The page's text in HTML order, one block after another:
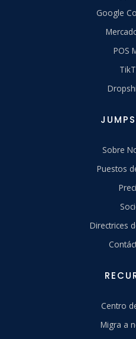
Google
POS
Sobre
Puestos
Directrices
Centro
Migra a